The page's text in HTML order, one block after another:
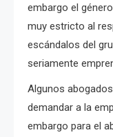
embargo el
muy estricto al
escándalos del
seriamente
Algunos
demandar a la
embargo para el